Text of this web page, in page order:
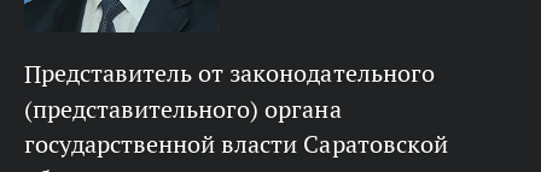
представитель от законодательного
(представительного) органа
государственной власти Саратовской